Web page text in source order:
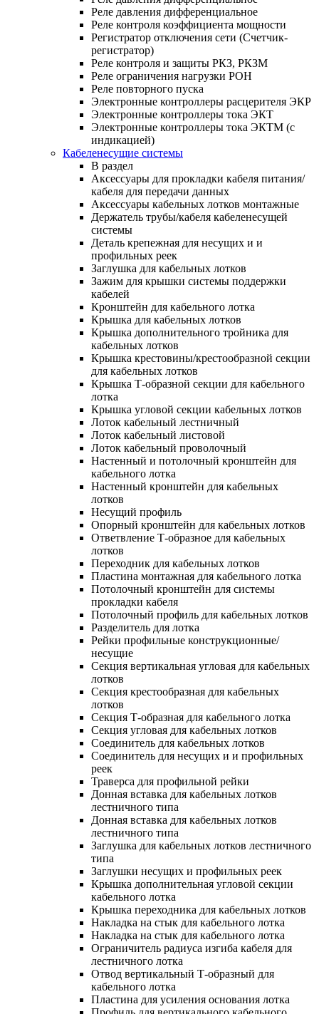
Реле давления дифференциальное
Реле контроля коэффициента мощности
Регистратор отключения сети (Счетчик-
регистратор)
Реле контроля и защиты РКЗ, РКЗМ
Реле ограничения нагрузки РОН
Реле повторного пуска
Электронные контроллеры расцерителя ЭКР
Электронные контроллеры тока ЭКТ
Электронные контроллеры тока ЭКТМ (с
индикацией)
Кабеленесущие системы
В раздел
Аксессуары для прокладки кабеля питания/
кабеля для передачи данных
Аксессуары кабельных лотков монтажные
Держатель трубы/кабеля кабеленесущей
системы
Деталь крепежная для несущих и и
профильных реек
Заглушка для кабельных лотков
Зажим для крышки системы поддержки
кабелей
Кронштейн для кабельного лотка
Крышка для кабельных лотков
Крышка дополнительного тройника для
кабельных лотков
Крышка крестовины/крестообразной секции
для кабельных лотков
Крышка Т-образной секции для кабельного
лотка
Крышка угловой секции кабельных лотков
Лоток кабельный лестничный
Лоток кабельный листовой
Лоток кабельный проволочный
Настенный и потолочный кронштейн для
кабельного лотка
Настенный кронштейн для кабельных
лотков
Несущий профиль
Опорный кронштейн для кабельных лотков
Ответвление Т-образное для кабельных
лотков
Переходник для кабельных лотков
Пластина монтажная для кабельного лотка
Потолочный кронштейн для системы
прокладки кабеля
Потолочный профиль для кабельных лотков
Разделитель для лотка
Рейки профильные конструкционные/
несущие
Секция вертикальная угловая для кабельных
лотков
Секция крестообразная для кабельных
лотков
Секция Т-образная для кабельного лотка
Секция угловая для кабельных лотков
Соединитель для кабельных лотков
Соединитель для несущих и и профильных
реек
Траверса для профильной рейки
Донная вставка для кабельных лотков
лестничного типа
Донная вставка для кабельных лотков
лестничного типа
Заглушка для кабельных лотков лестничного
типа
Заглушки несущих и профильных реек
Крышка дополнительная угловой секции
кабельного лотка
Крышка переходника для кабельных лотков
Накладка на стык для кабельного лотка
Накладка на стык для кабельного лотка
Ограничитель радиуса изгиба кабеля для
лестничного лотка
Отвод вертикальный Т-образный для
кабельного лотка
Пластина для усиления основания лотка